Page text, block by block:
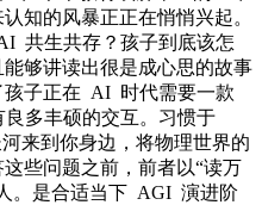
知的风暴正正在悄悄兴起。
共生共存？孩子到底该怎
够讲读出很是成心思的故事
孩子正在 AI 时代需要一款
多丰硕的交互。习惯于
来到你身边，将物理世界的
些问题之前，前者以“读万
。是合适当下 AGI 演进阶